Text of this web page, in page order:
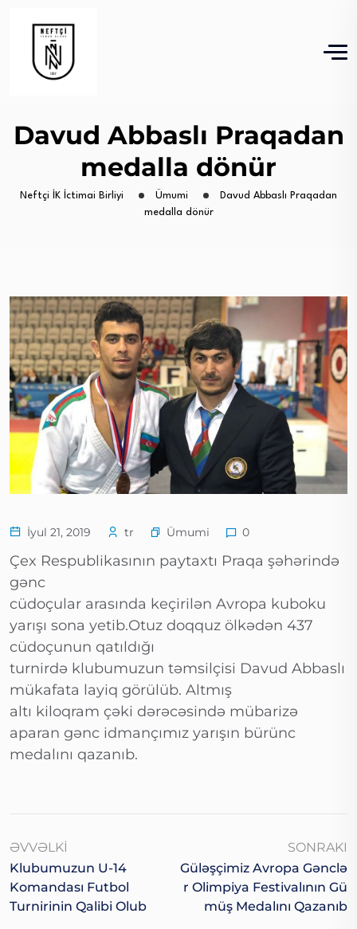
Davud Abbaslı Praqadan
medalla dönür
Neftçi İK İctimai Birliyi Ümumi
Davud Abbaslı Praqadan
medalla dönür
İyul 21, 2019 tr Ümumi 0
Çex Respublikasının paytaxtı Praqa şəhərində
gənc
cüdoçular arasında keçirilən Avropa kuboku
yarışı sona yetib.Otuz doqquz ölkədən 437
cüdoçunun qatıldığı
turnirdə klubumuzun təmsilçisi Davud Abbaslı
mükafata layiq görülüb. Altmış
altı kiloqram çəki dərəcəsində mübarizə
aparan gənc idmançımız yarışın bürünc
medalını qazanıb.
ƏVVƏLKI
Klubumuzun U-14
Komandası Futbol
Turnirinin Qalibi Olub
SONRAKI
Güləşçimiz Avropa Gənclə
R Olimpiya Festivalının Gü
Müş Medalını Qazanıb